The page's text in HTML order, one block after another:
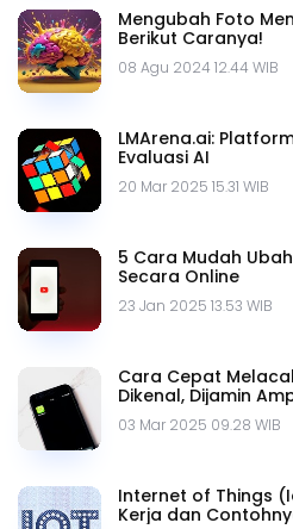
Mengubah Foto
Berikut Caranya!
08 Agu 2024 12.44 WIB
LMArena.ai:
Evaluasi AI
20 Mar 2025 15.31 WIB
5 Cara Mudah
Secara Online
23 Jan 2025 13.53 WIB
Cara Cepat
Dikenal, Dijamin
03 Mar 2025 09.28 WIB
Internet of Things
Kerja dan